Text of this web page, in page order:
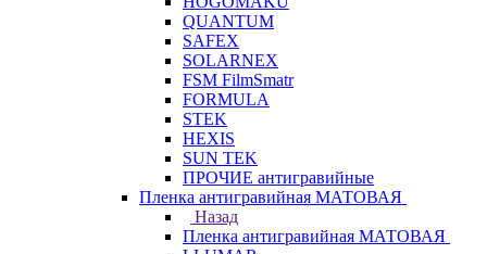
QUANTUM
SAFEX
SOLARNEX
FSM FilmSmatr
FORMULA
STEK
HEXIS
SUN TEK
ПРОЧИЕ антигравийные
Пленка антигравийная МАТОВАЯ
Назад
Пленка антигравийная МАТОВАЯ